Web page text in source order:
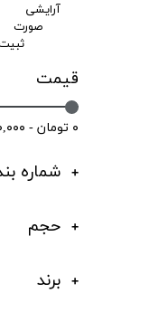
آرایشی
صورت
قیمت
۰ تومان - ۷۲۰,۰۰۰ تومان
شماره
حجم
برند